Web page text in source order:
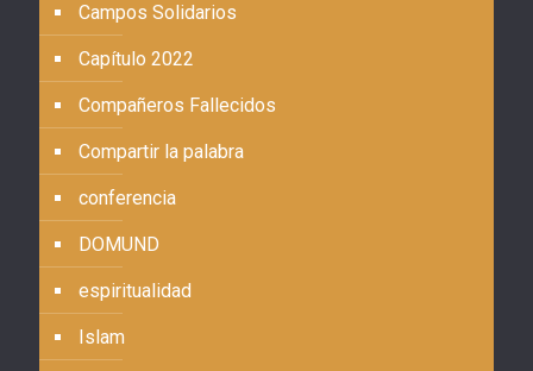
Campos Solidarios
Capítulo 2022
Compañeros Fallecidos
Compartir la palabra
conferencia
DOMUND
espiritualidad
Islam